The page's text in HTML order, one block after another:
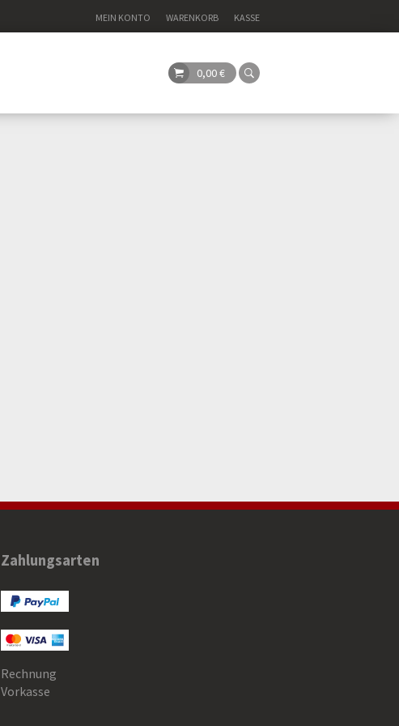
MEIN KONTO WARENKORB KASSE
0,00€
Zahlungsarten
Rechnung
Vorkasse